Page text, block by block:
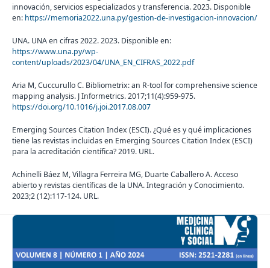
innovación, servicios especializados y transferencia. 2023. Disponible
en: https://memoria2022.una.py/gestion-de-investigacion-innovacion/
UNA. UNA en cifras 2022. 2023. Disponible en:
https://www.una.py/wp-
content/uploads/2023/04/UNA_EN_CIFRAS_2022.pdf
Aria M, Cuccurullo C. Bibliometrix: an R-tool for comprehensive science
mapping analysis. J Informetrics. 2017;11(4):959-975.
https://doi.org/10.1016/j.joi.2017.08.007
Emerging Sources Citation Index (ESCI). ¿Qué es y qué implicaciones
tiene las revistas incluidas en Emerging Sources Citation Index (ESCI)
para la acreditación científica? 2019. URL.
Achinelli Báez M, Villagra Ferreira MG, Duarte Caballero A. Acceso
abierto y revistas científicas de la UNA. Integración y Conocimiento.
2023;2 (12):117-124. URL.